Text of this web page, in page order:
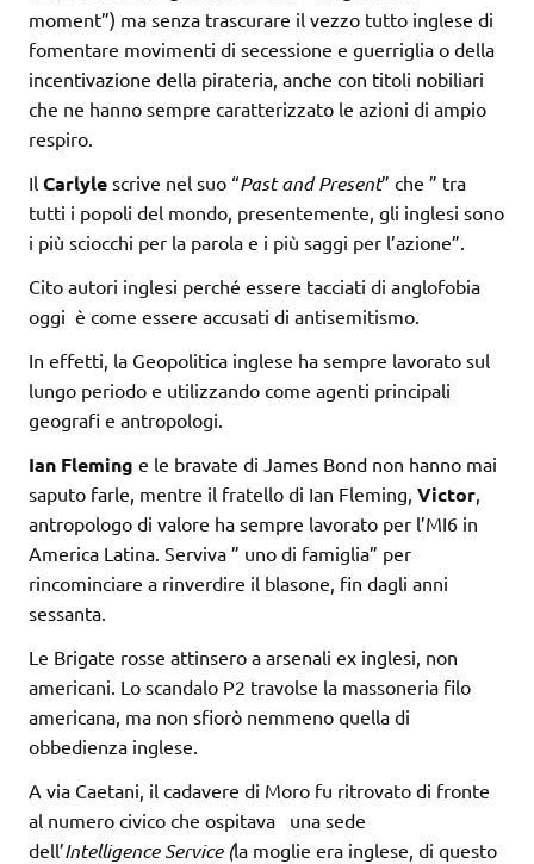
moment”) ma senza trascurare il vezzo tutto inglese di
fomentare movimenti di secessione e guerriglia o della
incentivazione della pirateria, anche con titoli nobiliari
che ne hanno sempre caratterizzato le azioni di ampio
respiro.
Il Carlyle scrive nel suo “Past and Present” che ” tra
tutti i popoli del mondo, presentemente, gli inglesi sono
i più sciocchi per la parola e i più saggi per l’azione”.
Cito autori inglesi perché essere tacciati di anglofobia
oggi è come essere accusati di antisemitismo.
In effetti, la Geopolitica inglese ha sempre lavorato sul
lungo periodo e utilizzando come agenti principali
geografi e antropologi.
Ian Fleming e le bravate di James Bond non hanno mai
saputo farle, mentre il fratello di Ian Fleming, Victor
antropologo di valore ha sempre lavorato per l’MI6 in
America Latina. Serviva ” uno di famiglia” per
rincominciare a rinverdire il blasone, fin dagli anni
sessanta.
Le Brigate rosse attinsero a arsenali ex inglesi, non
americani. Lo scandalo P2 travolse la massoneria filo
americana, ma non sfiorò nemmeno quella di
obbedienza inglese.
A via Caetani, il cadavere di Moro fu ritrovato di fronte
al numero civico che ospitava una sede
dell’Intelligence Service (la moglie era inglese, di questo